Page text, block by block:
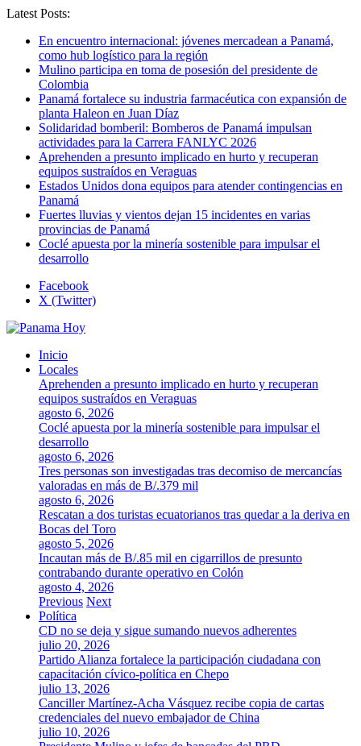
Latest Posts:
En encuentro internacional: jóvenes mercadean a Panamá,
como hub logístico para la región
Mulino participa en toma de posesión del presidente de
Colombia
Panamá fortalece su industria farmacéutica con expansión de
planta Haleon en Juan Díaz
Solidaridad bomberil: Bomberos de Panamá impulsan
actividades para la Carrera FANLYC 2026
Aprehenden a presunto implicado en hurto y recuperan
equipos sustraídos en Veraguas
Estados Unidos dona equipos para atender contingencias en
Panamá
Fuertes lluvias y vientos dejan 15 incidentes en varias
provincias de Panamá
Coclé apuesta por la minería sostenible para impulsar el
desarrollo
Facebook
X (Twitter)
Inicio
Locales
Aprehenden a presunto implicado en hurto y recuperan
equipos sustraídos en Veraguas
agosto 6, 2026
Coclé apuesta por la minería sostenible para impulsar el
desarrollo
agosto 6, 2026
Tres personas son investigadas tras decomiso de mercancías
valoradas en más de B/.379 mil
agosto 6, 2026
Rescatan a dos turistas ecuatorianos tras quedar a la deriva en
Bocas del Toro
agosto 5, 2026
Incautan más de B/.85 mil en cigarrillos de presunto
contrabando durante operativo en Colón
agosto 4, 2026
Previous Next
Política
CD no se deja y sigue sumando nuevos adherentes
julio 20, 2026
Partido Alianza fortalece la participación ciudadana con
capacitación cívico-política en Chepo
julio 13, 2026
Canciller Martínez-Acha Vásquez recibe copia de cartas
credenciales del nuevo embajador de China
julio 10, 2026